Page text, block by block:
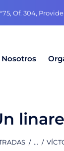
Of. 304,
Nosotros
...